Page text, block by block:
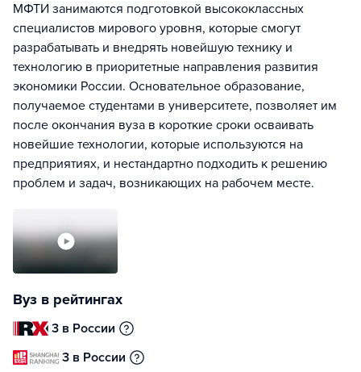
МФТИ занимаются подготовкой высококлассных
специалистов мирового уровня, которые смогут
разрабатывать и внедрять новейшую технику и
технологию в приоритетные направления развития
экономики России. Основательное образование,
получаемое студентами в университете, позволяет им
после окончания вуза в короткие сроки осваивать
новейшие технологии, которые используются на
предприятиях, и нестандартно подходить к решению
проблем и задач, возникающих на рабочем месте.
Вуз в рейтингах
3 в России
3 в России